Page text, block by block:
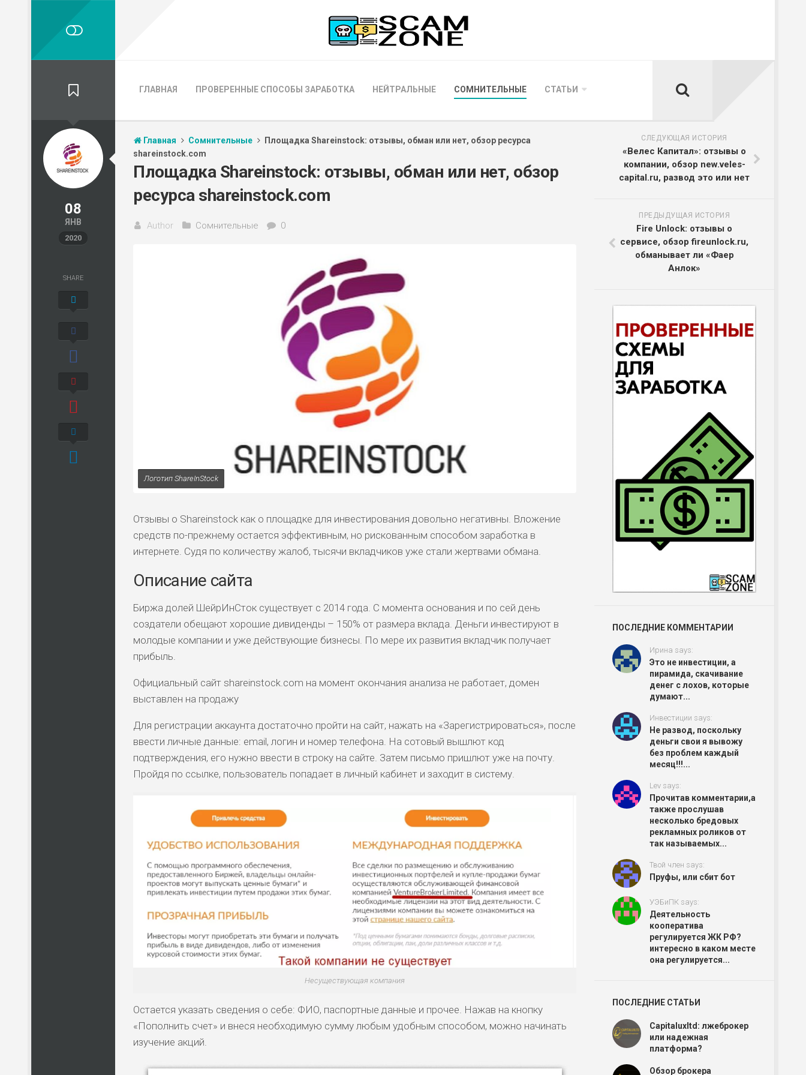
ГЛАВНАЯ ПРОВЕРЕННЫЕ СПОСОБЫ ЗАРАБОТКА НЕЙТРАЛЬНЫЕ СОМНИТЕЛЬНЫЕ СТАТЬИ
08
ЯНВ
2020
Главная Сомнительные
Площадка Shareinstock: отзывы, обман или нет, обзор ресурса
shareinstock.com
Площадка Shareinstock: отзывы, обман или нет, обзор
ресурса shareinstock.com
Author Сомнительные 0
Логотип ShareInStock
Отзывы о Shareinstock как о площадке для инвестирования довольно негативны. Вложение
средств по-прежнему остается эффективным, но рискованным способом заработка в
интернете. Судя по количеству жалоб, тысячи вкладчиков уже стали жертвами обмана.
Описание сайта
Биржа долей ШейрИнСток существует с 2014 года. С момента основания и по сей день
создатели обещают хорошие дивиденды – 150% от размера вклада. Деньги инвестируют в
молодые компании и уже действующие бизнесы. По мере их развития вкладчик получает
прибыль.
Официальный сайт shareinstock.com на момент окончания анализа не работает, домен
выставлен на продажу
Для регистрации аккаунта достаточно пройти на сайт, нажать на «Зарегистрироваться», после
ввести личные данные: email, логин и номер телефона. На сотовый вышлют код
подтверждения, его нужно ввести в строку на сайте. Затем письмо пришлют уже на почту.
Пройдя по ссылке, пользователь попадает в личный кабинет и заходит в систему.
Несуществующая компания
Остается указать сведения о себе: ФИО, паспортные данные и прочее. Нажав на кнопку
«Пополнить счет» и внеся необходимую сумму любым удобным способом, можно начинать
изучение акций.
SHARE
СЛЕДУЮЩАЯ ИСТОРИЯ
«Велес Капитал»: отзывы о
компании, обзор new.veles-
capital.ru, развод это или нет
ПРЕДЫДУЩАЯ ИСТОРИЯ
Fire Unlock: отзывы о
сервисе, обзор fireunlock.ru,
обманывает ли «Фаер
Анлок»
ПОСЛЕДНИЕ КОММЕНТАРИИ
Ирина says:
Это не инвестиции, а
пирамида, скачивание
денег с лохов, которые
думают...
Инвестиции says:
Не развод, поскольку
деньги свои я вывожу
без проблем каждый
месяц!!!...
Lev says:
Прочитав комментарии,а
также прослушав
несколько бредовых
рекламных роликов от
так называемых...
Твой член says:
Пруфы, или сбит бот
УЭБиПК says:
Деятельность
кооператива
регулируется ЖК РФ?
интересно в каком месте
она регулируется...
ПОСЛЕДНИЕ СТАТЬИ
Capitaluxltd: лжеброкер
или надежная
платформа?
Обзор брокера